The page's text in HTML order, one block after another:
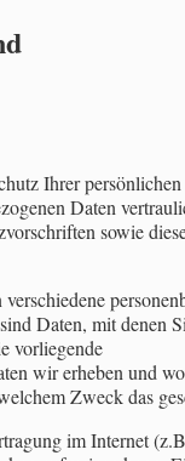
Ihrer
Daten
sowie
Daten, mit denen
vorliegende
wir erheben und
Zweck das
im Internet